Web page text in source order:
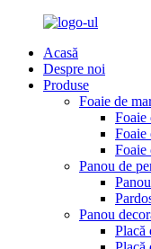
Acasă
Despre noi
Produse
Foaie de
Foaie
Foaie
Foaie
Panou de
Panou
Placă